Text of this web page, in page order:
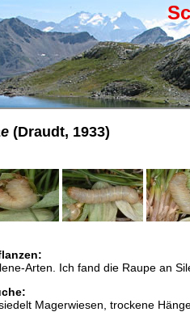
(Draudt, 1933)
Arten. Ich fand die Raupe an
Magerwiesen, trockene